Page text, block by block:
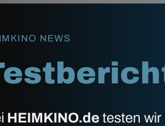
NEWS
HEIMKINO.de testen wir